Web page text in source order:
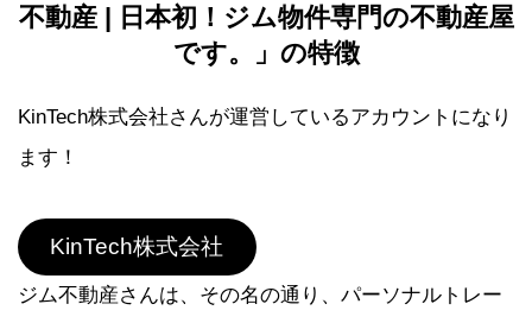
不動産 | 日本初！ジム物件専門の不動産屋
です。」の特徴
KinTech株式会社さんが運営しているアカウントになり
ます！
KinTech株式会社
ジム不動産さんは、その名の通り、パーソナルトレー